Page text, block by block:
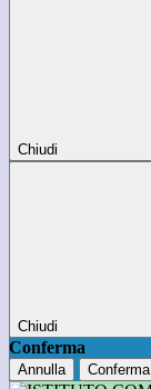
Chiudi
Chiudi
Conferma
Annulla Conferma